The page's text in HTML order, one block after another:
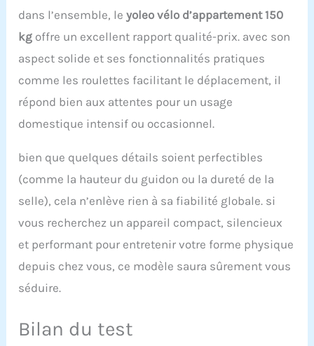
de hauteur 【Garantie de
qualité fiable】Nous
fournissons une
garantie gratuite de 1 an
pour tous nos produits.
Qu'il s'agisse du
accessoire, d'une
question relative au
d'instructions en format
pas à nous contacter.
Nous promettons de
satisfaisante dans les 24
heures, avec une attitude
commandes » > trouvez
dans l’ensemble, leyoleo vélo d’appartement 150
kg offre un excellent rapport qualité-prix. avec son
aspect solide et ses fonctionnalités pratiques
comme les roulettes facilitant le déplacement, il
répond bien aux attentes pour un usage
domestique intensif ou occasionnel.
bien que quelques détails soient perfectibles
(comme la hauteur du guidon ou la dureté de la
selle), cela n’enlève rien à sa fiabilité globale. si
vous recherchez un appareil compact, silencieux
et performant pour entretenir votre forme physique
depuis chez vous, ce modèle saura sûrement vous
séduire.
Bilan du test